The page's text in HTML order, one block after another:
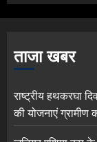
ताजा खबर
राष्ट्रीय हथकरघा
की योजनाएं ग्रामीण